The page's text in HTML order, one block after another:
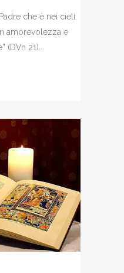
che è nei cieli
amorevolezza e
21)...